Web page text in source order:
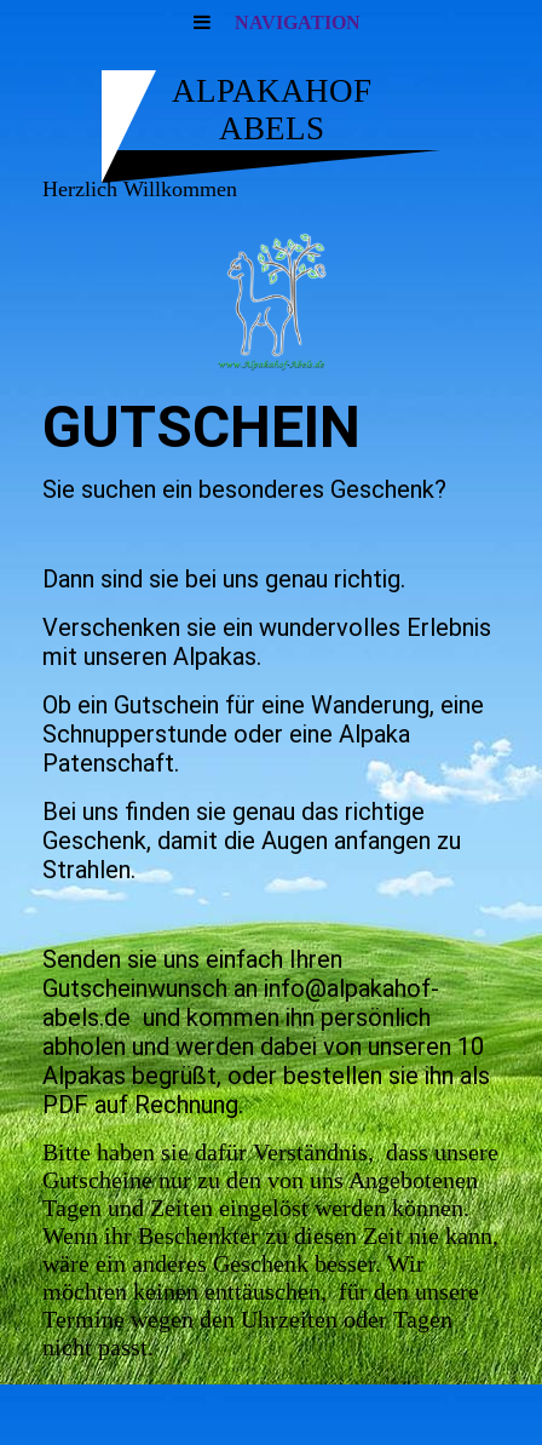
NAVIGATION
ALPAKAHOF
ABELS
Herzlich Willkommen
GUTSCHEIN
Sie suchen ein besonderes Geschenk?
Dann sind sie bei uns genau richtig.
Verschenken sie ein wundervolles Erlebnis
mit unseren Alpakas.
Ob ein Gutschein für eine Wanderung, eine
Schnupperstunde oder eine Alpaka
Patenschaft.
Bei uns finden sie genau das richtige
Geschenk, damit die Augen anfangen zu
Strahlen.
Senden sie uns einfach Ihren
Gutscheinwunsch an info@alpakahof-
abels.de und kommen ihn persönlich
abholen und werden dabei von unseren 10
Alpakas begrüßt, oder bestellen sie ihn als
PDF auf Rechnung.
Bitte haben sie dafür Verständnis, dass unsere
Gutscheine nur zu den von uns Angebotenen
Tagen und Zeiten eingelöst werden können.
Wenn ihr Beschenkter zu diesen Zeit nie kann,
wäre ein anderes Geschenk besser. Wir
möchten keinen enttäuschen, für den unsere
Termine wegen den Uhrzeiten oder Tagen
nicht passt.